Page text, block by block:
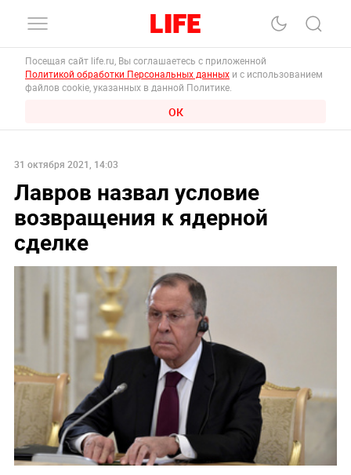
Посещая сайт life.ru, Вы соглашаетесь с приложенной
Политикой обработки Персональных данных и с использованием
файлов cookie, указанных в данной Политике.
ОК
31 октября 2021, 14:03
Лавров назвал условие
возвращения к ядерной
сделке